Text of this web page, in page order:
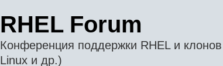
RHEL Forum
Конференция поддержки RHEL и
Linux и др.)